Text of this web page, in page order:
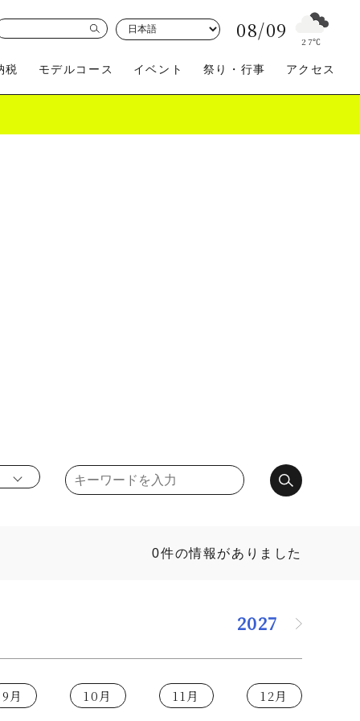
08/09 27℃
税 モデルコース イベント 祭り・行事 アクセス
0件の情報がありました
2027
9月 10月 11月 12月